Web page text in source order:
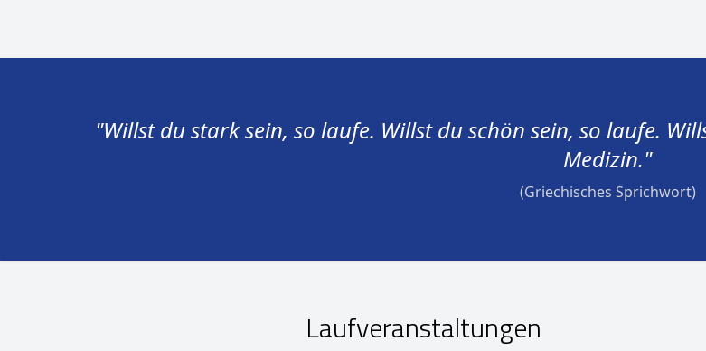
"Willst du stark sein, so laufe. Willst du schön sein, so laufe.
Medizin."
(Griechisches Sprichwort)
Laufveranstaltungen